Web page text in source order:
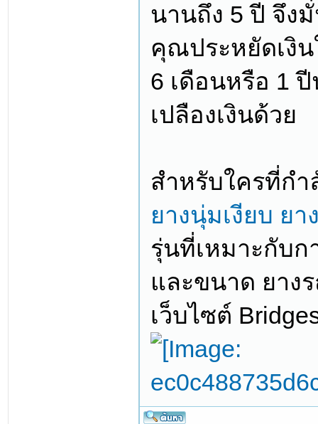
นานถึง 5 ปี จึง
คุณประหยัดเงิน
6 เดือนหรือ 1
เปลืองเงินด้วย
สำหรับใครที่กำ
ยางนุ่มเงียบ ยา
รุ่นที่เหมาะกับก
และขนาด ยาง
เว็บไซต์